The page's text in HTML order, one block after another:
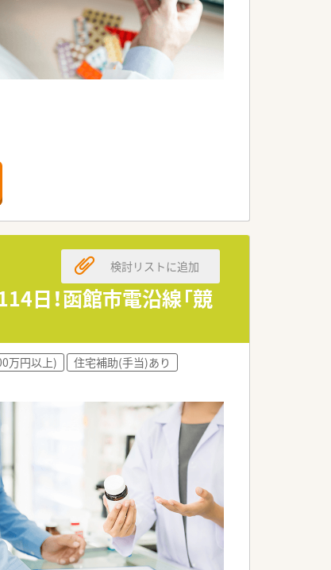
業務など多岐業務に携わること
スメです。
っかりありプライベートの時間
ん診療連携指定病院としてがん
います。
日！函館市電沿線「競
検討リストに追加
万円以上)
住宅補助(手当)あり